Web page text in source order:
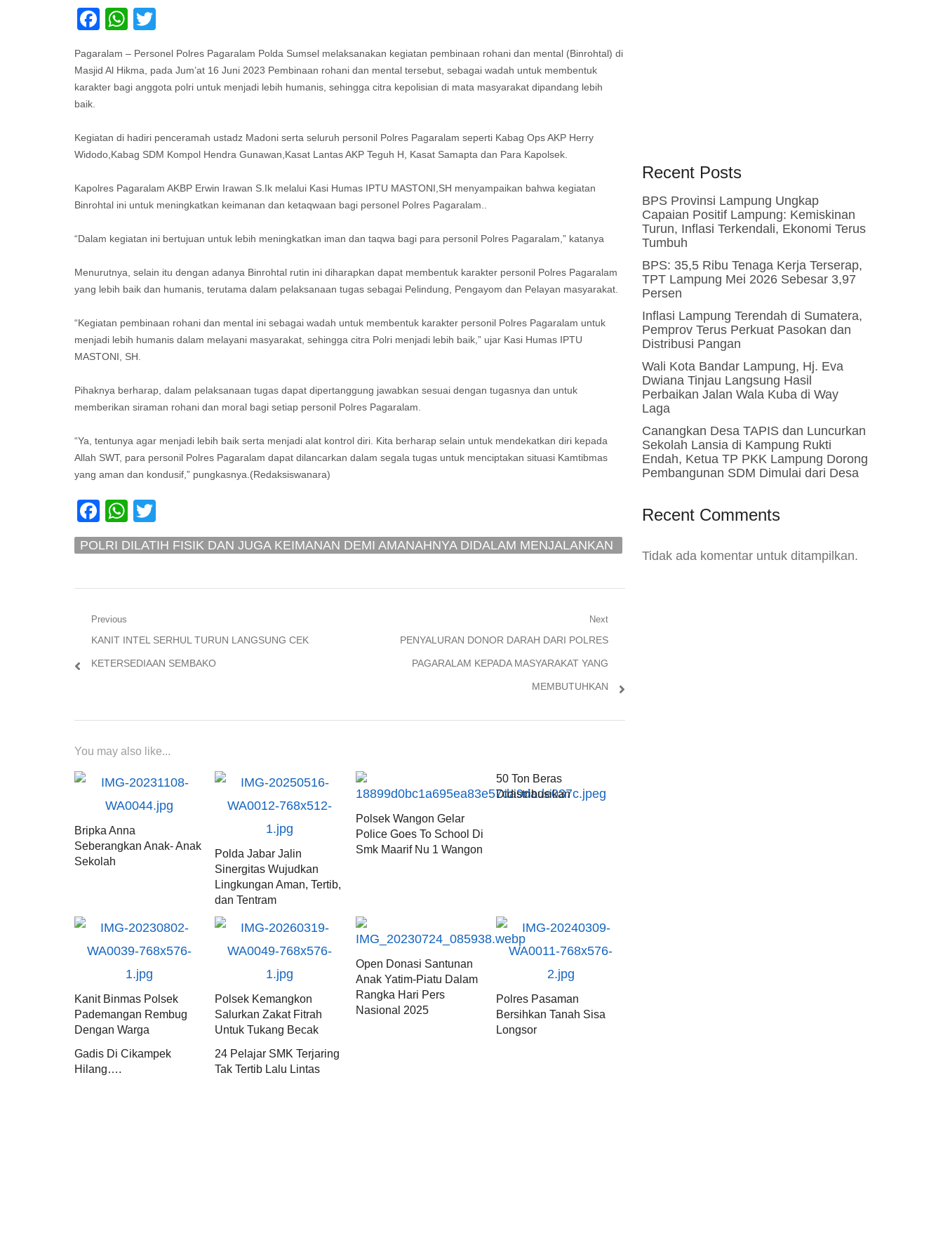
Facebook
WhatsApp
Pagaralam – Personel Polres Pagaralam Polda Sumsel melaksanakan kegiatan pembinaan rohani dan mental (Binrohtal) di
Masjid Al Hikma, pada Jum’at 16 Juni 2023 Pembinaan rohani dan mental tersebut, sebagai wadah untuk membentuk
karakter bagi anggota polri untuk menjadi lebih humanis, sehingga citra kepolisian di mata masyarakat dipandang lebih
baik.
Kegiatan di hadiri penceramah ustadz Madoni serta seluruh personil Polres Pagaralam seperti Kabag Ops AKP Herry
Widodo,Kabag SDM Kompol Hendra Gunawan,Kasat Lantas AKP Teguh H, Kasat Samapta dan Para Kapolsek.
Kapolres Pagaralam AKBP Erwin Irawan S.Ik melalui Kasi Humas IPTU MASTONI,SH menyampaikan bahwa kegiatan
Binrohtal ini untuk meningkatkan keimanan dan ketaqwaan bagi personel Polres Pagaralam..
“Dalam kegiatan ini bertujuan untuk lebih meningkatkan iman dan taqwa bagi para personil Polres Pagaralam,” katanya
Menurutnya, selain itu dengan adanya Binrohtal rutin ini diharapkan dapat membentuk karakter personil Polres Pagaralam
yang lebih baik dan humanis, terutama dalam pelaksanaan tugas sebagai Pelindung, Pengayom dan Pelayan masyarakat.
“Kegiatan pembinaan rohani dan mental ini sebagai wadah untuk membentuk karakter personil Polres Pagaralam untuk
menjadi lebih humanis dalam melayani masyarakat, sehingga citra Polri menjadi lebih baik,” ujar Kasi Humas IPTU
MASTONI, SH.
Pihaknya berharap, dalam pelaksanaan tugas dapat dipertanggung jawabkan sesuai dengan tugasnya dan untuk
memberikan siraman rohani dan moral bagi setiap personil Polres Pagaralam.
“Ya, tentunya agar menjadi lebih baik serta menjadi alat kontrol diri. Kita berharap selain untuk mendekatkan diri kepada
Allah SWT, para personil Polres Pagaralam dapat dilancarkan dalam segala tugas untuk menciptakan situasi Kamtibmas
yang aman dan kondusif,” pungkasnya.(Redaksiswanara)
Facebook
WhatsApp
POLRI DILATIH FISIK DAN JUGA KEIMANAN DEMI AMANAHNYA DIDALAM MENJALANKAN
Navigasi
pos
Previous
Previous
post:
KANIT INTEL SERHUL TURUN LANGSUNG CEK
KETERSEDIAAN SEMBAKO
Next
Next
post:
PENYALURAN DONOR DARAH DARI POLRES
PAGARALAM KEPADA MASYARAKAT YANG
MEMBUTUHKAN
You may also like...
Bripka Anna
Seberangkan Anak- Anak
Sekolah
Polda Jabar Jalin
Sinergitas Wujudkan
Lingkungan Aman, Tertib,
dan Tentram
Polsek Wangon Gelar
Police Goes To School Di
Smk Maarif Nu 1 Wangon
50 Ton Beras
Didistribusikan
Kanit Binmas Polsek
Pademangan Rembug
Dengan Warga
Polsek Kemangkon
Salurkan Zakat Fitrah
Untuk Tukang Becak
Open Donasi Santunan
Anak Yatim-Piatu Dalam
Rangka Hari Pers
Nasional 2025
Polres Pasaman
Bersihkan Tanah Sisa
Longsor
Gadis Di Cikampek
Hilang….
24 Pelajar SMK Terjaring
Tak Tertib Lalu Lintas
Recent Posts
BPS Provinsi Lampung Ungkap
Capaian Positif Lampung: Kemiskinan
Turun, Inflasi Terkendali, Ekonomi Terus
Tumbuh
BPS: 35,5 Ribu Tenaga Kerja Terserap,
TPT Lampung Mei 2026 Sebesar 3,97
Persen
Inflasi Lampung Terendah di Sumatera,
Pemprov Terus Perkuat Pasokan dan
Distribusi Pangan
Wali Kota Bandar Lampung, Hj. Eva
Dwiana Tinjau Langsung Hasil
Perbaikan Jalan Wala Kuba di Way
Laga
Canangkan Desa TAPIS dan Luncurkan
Sekolah Lansia di Kampung Rukti
Endah, Ketua TP PKK Lampung Dorong
Pembangunan SDM Dimulai dari Desa
Recent Comments
Tidak ada komentar untuk ditampilkan.